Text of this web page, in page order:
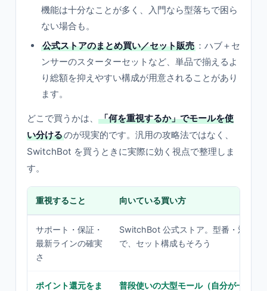
機能は十分なことが多く、入門なら型落ちで困ら
ない場合も。
公式ストアのまとめ買い／セット販売 ：ハブ＋セ
ンサーのスターターセットなど、単品で揃えるよ
り総額を抑えやすい構成が用意されることがあり
ます。
どこで買うかは、
「何を重視するか」でモールを使
い分けるのが現実的です。汎用の攻略法ではなく、
SwitchBot を買うときに実際に効く視点で整理しま
す。
重視すること 向いている買い方
サポート・保証・
最新ラインの確実
さ
SwitchBot 公式ストア。型番・対応状
で、セット構成もそろう
ポイント還元をま
普段使いの大型モール（自分が一番ポ